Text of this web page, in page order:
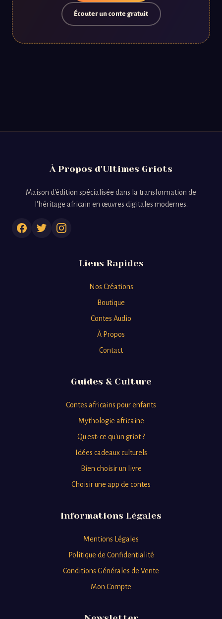
Écouter un conte gratuit
À Propos d'Ultimes Griots
Maison d'édition spécialisée dans la transformation de
l'héritage africain en œuvres digitales modernes.
Liens Rapides
Nos Créations
Boutique
Contes Audio
À Propos
Contact
Guides & Culture
Contes africains pour enfants
Mythologie africaine
Qu'est-ce qu'un griot ?
Idées cadeaux culturels
Bien choisir un livre
Choisir une app de contes
Informations Légales
Mentions Légales
Politique de Confidentialité
Conditions Générales de Vente
Mon Compte